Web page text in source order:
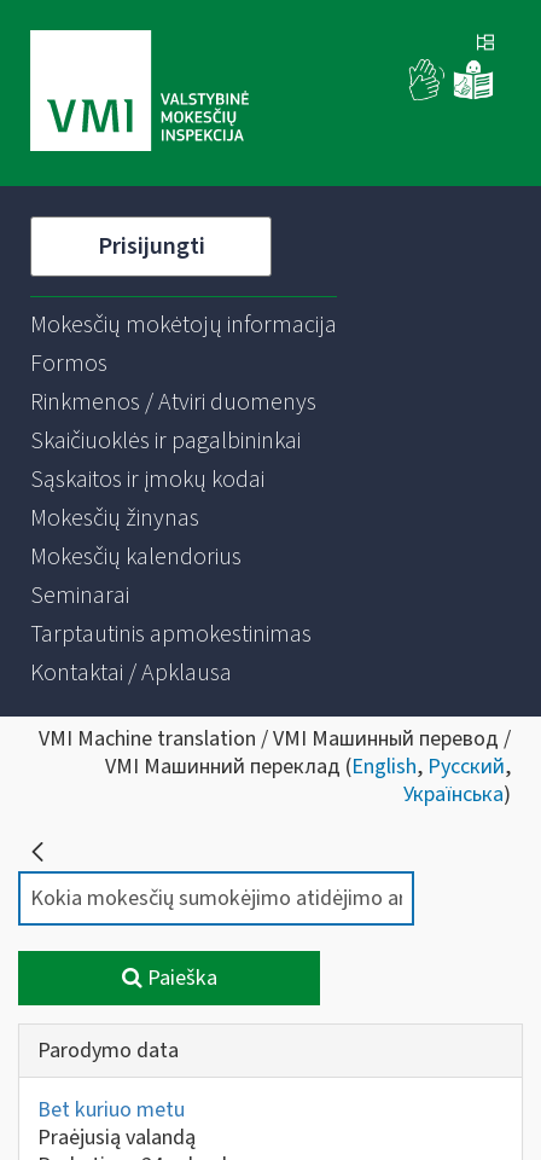
Prisijungti
Mokesčių mokėtojų informacija
Formos
Rinkmenos / Atviri duomenys
Skaičiuoklės ir pagalbininkai
Sąskaitos ir įmokų kodai
Mokesčių žinynas
Mokesčių kalendorius
Seminarai
Tarptautinis apmokestinimas
Kontaktai / Apklausa
VMI Machine translation / VMI Машинный перевод /
VMI Машинний переклад (English, Русский,
Українська)
Paieška
Parodymo data
Bet kuriuo metu
Praėjusią valandą